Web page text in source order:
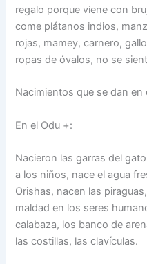
regalo porque viene con
come plátanos indios,
rojas, mamey, carnero,
ropas de óvalos, no se
Nacimientos que se dan en
En el Odu +:
Nacieron las garras del
a los niños, nace el agua
Orishas, nacen las
maldad en los seres
calabaza, los banco de
las costillas, las clavículas.